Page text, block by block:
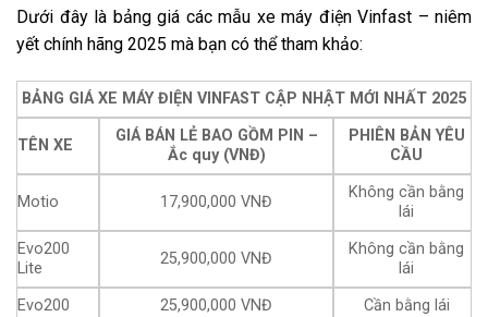
Dưới đây là bảng giá các mẫu xe máy điện Vinfast – niêm
yết chính hãng 2025 mà bạn có thể tham khảo:
BẢNG GIÁ XE MÁY ĐIỆN VINFAST CẬP NHẬT MỚI NHẤT 2025
TÊN XE
GIÁ BÁN LẺ BAO GỒM PIN –
Ắc quy (VNĐ)
PHIÊN BẢN YÊU
CẦU
Motio 17,900,000 VNĐ
Không cần bằng
lái
Evo200
Lite
25,900,000 VNĐ
Không cần bằng
lái
Evo200
25,900,000 VNĐ
Cần bằng lái